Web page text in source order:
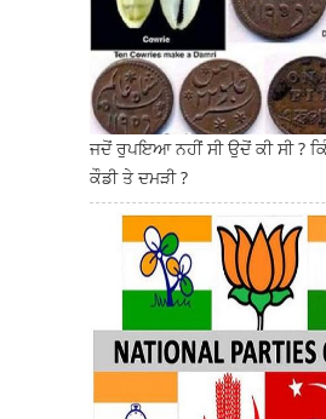
ਜਦੋਂ ਰੁਪਇਆ ਨਹੀਂ ਸੀ ਉਦੋਂ ਕੀ ਸੀ ?
ਕੌਡੀ ਤੇ ਦਮੜੀ ?